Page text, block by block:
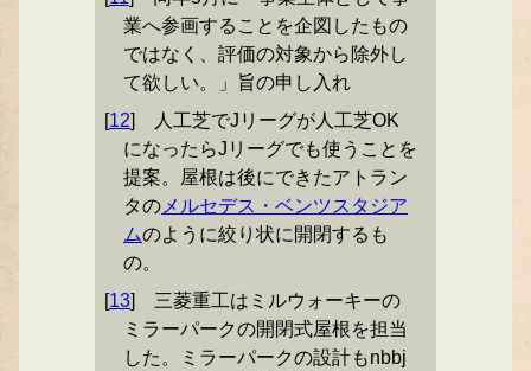
業へ参画することを企図したもの
ではなく、評価の対象から除外し
て欲しい。」旨の申し入れ
[12]
人工芝でJリーグが人工芝OK
になったらJリーグでも使うことを
提案。屋根は後にできたアトラン
タの メルセデス・ベンツスタジア
ムのように絞り状に開閉するも
の。
[13]
三菱重工はミルウォーキーの
ミラーパークの開閉式屋根を担当
した。ミラーパークの設計もnbbj